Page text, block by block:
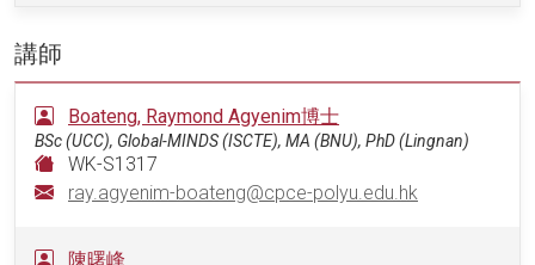
講師
Boateng, Raymond Agyenim博士
BSc (UCC), Global-MINDS (ISCTE), MA (BNU), PhD (Lingnan)
WK-S1317
ray.agyenim-boateng@cpce-polyu.edu.hk
陳曙峰